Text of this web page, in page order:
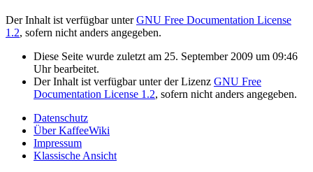
Der Inhalt ist verfügbar unterGNU Free Documentation License
1.2, sofern nicht anders angegeben.
Diese Seite wurde zuletzt am 25. September 2009 um 09:46
Uhr bearbeitet.
Der Inhalt ist verfügbar unter der Lizenz GNU Free
Documentation License 1.2, sofern nicht anders angegeben.
Datenschutz
Über KaffeeWiki
Impressum
Klassische Ansicht